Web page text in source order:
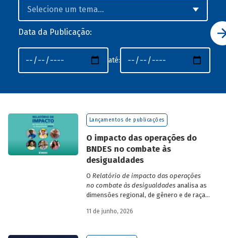
Data da Publicação:
até:
Lançamentos de publicações
O impacto das operações do
BNDES no combate às
desigualdades
O Relatório de impacto das operações
no combate às desigualdadesanalisa as
dimensões regional, de gênero e de raça,
desigualdade de renda no Brasil, no
BNDES.
11 de junho, 2026